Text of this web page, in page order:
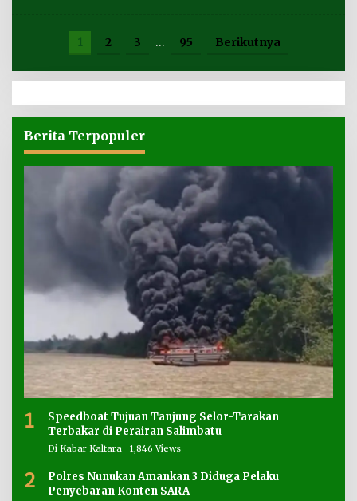
1 2 3 … 95 Berikutnya
Berita Terpopuler
1
Speedboat Tujuan Tanjung Selor-Tarakan
Terbakar di Perairan Salimbatu
Di Kabar Kaltara 1,846 Views
2
Polres Nunukan Amankan 3 Diduga Pelaku
Penyebaran Konten SARA